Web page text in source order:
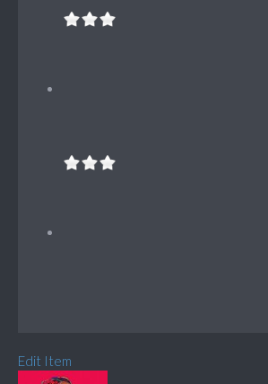
Edit Item